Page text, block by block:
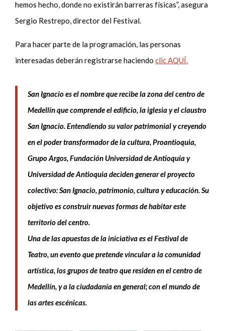
hemos hecho, donde no existirán barreras físicas”, asegura
Sergio Restrepo, director del Festival.
Para hacer parte de la programación, las personas
interesadas deberán registrarse haciendoclic AQUÍ.
San Ignacio es el nombre que recibe la zona del centro de
Medellín que comprende el edificio, la iglesia y el claustro
San Ignacio. Entendiendo su valor patrimonial y creyendo
en el poder transformador de la cultura, Proantioquia,
Grupo Argos, Fundación Universidad de Antioquia y
Universidad de Antioquia deciden generar el proyecto
colectivo: San Ignacio, patrimonio, cultura y educación. Su
objetivo es construir nuevas formas de habitar este
territorio del centro.
Una de las apuestas de la iniciativa es el Festival de
Teatro, un evento que pretende vincular a la comunidad
artística, los grupos de teatro que residen en el centro de
Medellín, y a la ciudadanía en general; con el mundo de
las artes escénicas.